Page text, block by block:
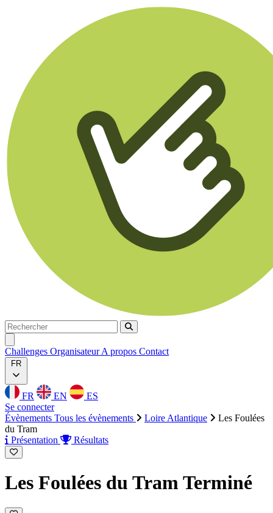
Rechercher
Rechercher
Challenges OrganisateurA propos Contact
FR
FR EN
ES
Se connecter
Évènements Tous les évènements Loire Atlantique
Les Foulées
du Tram
Présentation
Résultats
Les Foulées du TramTerminé